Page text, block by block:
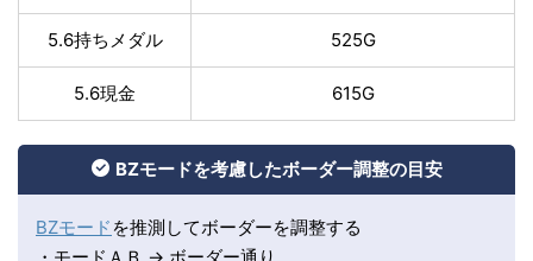
5.6持ちメダル 525G
5.6現金 615G
BZモードを考慮したボーダー調整の目安
BZモード を推測してボーダーを調整する